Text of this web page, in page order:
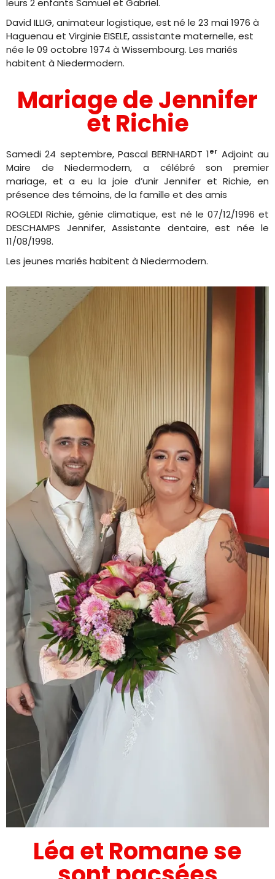
leurs 2 enfants Samuel et Gabriel.
David ILLIG, animateur logistique, est né le 23 mai 1976 à
Haguenau et Virginie EISELE, assistante maternelle, est
née le 09 octobre 1974 à Wissembourg. Les mariés
habitent à Niedermodern.
Mariage de Jennifer
et Richie
Samedi 24 septembre, Pascal BERNHARDT 1er Adjoint au
Maire de Niedermodern, a célébré son premier
mariage, et a eu la joie d’unir Jennifer et Richie, en
présence des témoins, de la famille et des amis
ROGLEDI Richie, génie climatique, est né le 07/12/1996 et
DESCHAMPS Jennifer, Assistante dentaire, est née le
11/08/1998.
Les jeunes mariés habitent à Niedermodern.
Léa et Romane se